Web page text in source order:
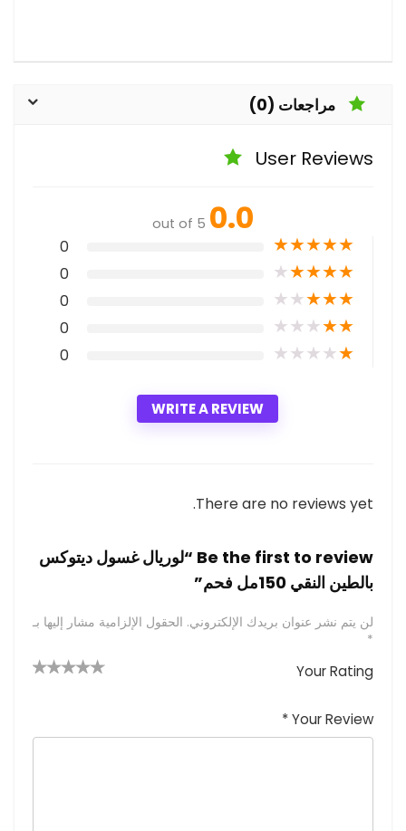
مراجعات (0)
User Reviews
0.0
out of 5
★
★
★
★
★
0
★
★
★
★
★
0
★
★
★
★
★
0
★
★
★
★
★
0
★
★
★
★
★
0
WRITE A REVIEW
There are no reviews yet.
Be the first to review “لوريال غسول ديتوكس
بالطين النقي 150مل فحم”
لن يتم نشر عنوان بريدك الإلكتروني. الحقول الإلزامية مشار إليها بـ
*
Your Rating
ن
أصلنجومنجوم
Your Review
*